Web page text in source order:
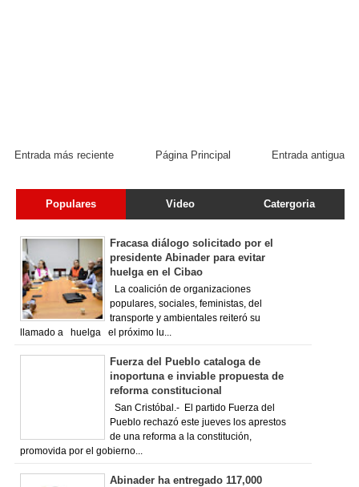
Entrada más reciente Entrada antigua
Página Principal
Populares Video Catergoria
Fracasa diálogo solicitado por el
presidente Abinader para evitar
huelga en el Cibao
La coalición de organizaciones
populares, sociales, feministas, del
transporte y ambientales reiteró su
llamado a huelga el próximo lu...
Fuerza del Pueblo cataloga de
inoportuna e inviable propuesta de
reforma constitucional
San Cristóbal.- El partido Fuerza del
Pueblo rechazó este jueves los aprestos
de una reforma a la constitución,
promovida por el gobierno...
Abinader ha entregado 117,000